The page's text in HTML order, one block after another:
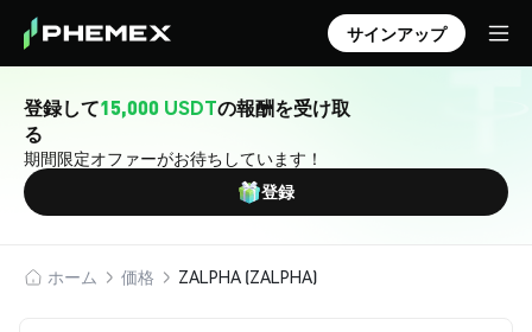
サインアップ
登録して15,000 USDTの報酬を受け取
る
期間限定オファーがお待ちしています！
登録
ホーム 価格 ZALPHA (ZALPHA)